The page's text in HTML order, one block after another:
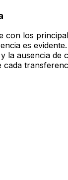
con los
es
la ausencia de
cada